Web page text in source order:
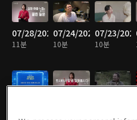
07/28/2026
11분
07/24/2026
10분
07/23/
10분